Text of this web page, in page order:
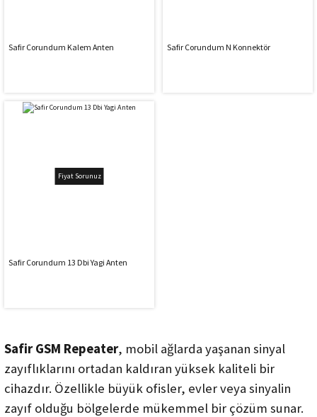
Safir Corundum Kalem Anten Safir Corundum N Konnektör
Fiyat Sorunuz
Safir Corundum 13 Dbi Yagi Anten
Safir GSM Repeater, mobil ağlarda yaşanan sinyal
zayıflıklarını ortadan kaldıran yüksek kaliteli bir
cihazdır. Özellikle büyük ofisler, evler veya sinyalin
zayıf olduğu bölgelerde mükemmel bir çözüm sunar.